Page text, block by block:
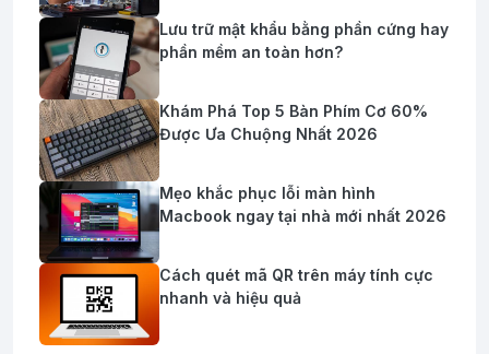
Lưu trữ mật khẩu bằng phần cứng hay
phần mềm an toàn hơn?
Khám Phá Top 5 Bàn Phím Cơ 60%
Được Ưa Chuộng Nhất 2026
Mẹo khắc phục lỗi màn hình
Macbook ngay tại nhà mới nhất 2026
Cách quét mã QR trên máy tính cực
nhanh và hiệu quả